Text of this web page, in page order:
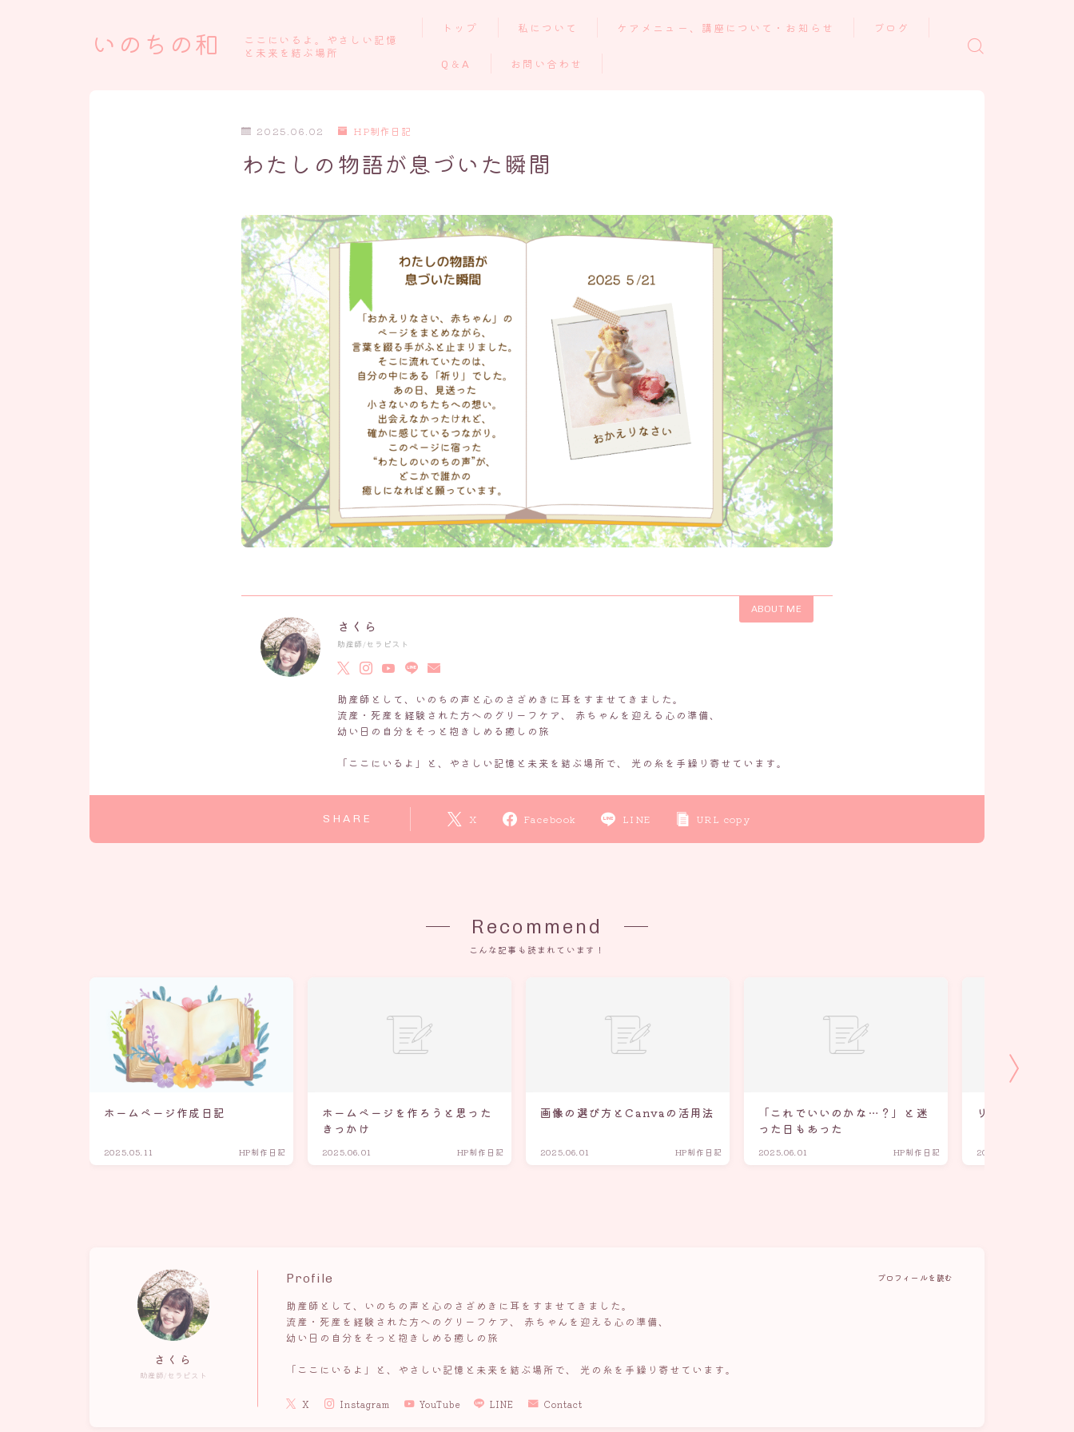
いのちの和
ここにいるよ。やさしい記憶
と未来を結ぶ場所
トップ 私について
いのちの和を開いた理由
ケアメニュー、講座について・お知らせ ブログ
Q＆A お問い合わせ
2025.06.02 HP制作日記
わたしの物語が息づいた瞬間
ABOUT ME
さくら
助産師/セラピスト
助産師として、いのちの声と心のさざめきに耳をすませてきました。
流産・死産を経験された方へのグリーフケア、 赤ちゃんを迎える心の準備、
幼い日の自分をそっと抱きしめる癒しの旅
「ここにいるよ」と、やさしい記憶と未来を結ぶ場所で、 光の糸を手繰り寄せています。
SHARE X Facebook LINE URL copy
Recommend
こんな記事も読まれています！
ホームページ作成日記
2025.05.11 HP制作日記
ホームページを作ろうと思った
きっかけ
2025.06.01 HP制作日記
画像の選び方とCanvaの活用法
2025.06.01 HP制作日記
「これでいいのかな…？」と迷
った日もあった
2025.06.01 HP制作日記
リンクの貼り方
2025.06.01
さくら
助産師/セラピスト
Profile
助産師として、いのちの声と心のさざめきに耳をすませてきました。
流産・死産を経験された方へのグリーフケア、 赤ちゃんを迎える心の準備、
幼い日の自分をそっと抱きしめる癒しの旅
「ここにいるよ」と、やさしい記憶と未来を結ぶ場所で、 光の糸を手繰り寄せています。
プロフィールを読む
X Instagram YouTube LINE Contact